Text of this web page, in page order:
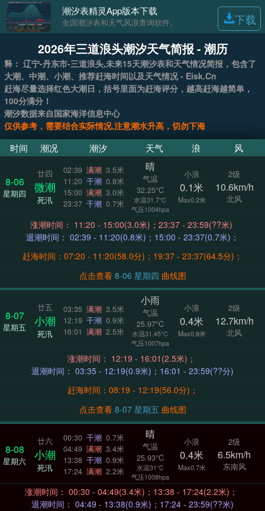
潮汐表精灵App版本下载
全国潮汐表和天气风浪查询软件。 下载
2026年三道浪头潮汐天气简报 - 潮历
释： 辽宁-丹东市-三道浪头,未来15天潮汐表和天气情况简报，包含了
大潮、中潮、小潮、推荐赶海时间以及天气情况 - Eisk.Cn
赶海尽量选择红色大潮日，括号里面为赶海评分，越高赶海越简单，
100分满分！
潮汐数据来自国家海洋信息中心
仅供参考，需要结合实际情况,注意潮水升高，切勿下海
时间 潮况 潮汐 天气 浪 风
8-06
星期四
廿四
微潮
死汛
02:39 满潮 3.5米
11:20 干潮 0.8米
15:00 满潮 3.0米
23:37 干潮 0.7米
晴
气温
32.25°C
水温31.7°C
气压1004hpa
小浪
0.1米
Max0.2米
2级
10.6km/h
北风
涨潮时间： 11:20 - 15:00(3.0米)；23:37 - 23:59(??米)
退潮时间： 02:39 - 11:20(0.8米)；15:00 - 23:37(0.7米)；
赶海时间：07:20 - 11:20(58.0分)；19:37 - 23:37(64.5分)；
点击查看
8-06 星期四 曲线图
8-07
星期五
廿五
小潮
死汛
03:35 满潮 3.5米
12:19 干潮 0.9米
16:01 满潮 2.5米
小雨
气温
25.97°C
水温31.45°C
气压1007hpa
小浪
0.4米
Max0.8米
2级
12.7km/h
北风
涨潮时间： 12:19 - 16:01(2.5米)；
退潮时间： 03:35 - 12:19(0.9米)；16:01 - 23:59(??分)
赶海时间：08:19 - 12:19(56.0分)；
点击查看
8-07 星期五 曲线图
8-08
星期六
廿六
小潮
死汛
00:30 干潮 0.7米
04:49 满潮 3.4米
13:38 干潮 0.9米
17:24 满潮 2.2米
晴
气温
25.93°C
水温31°C
气压1008hpa
小浪
0.4米
Max0.7米
2级
6.5km/h
东南风
涨潮时间： 00:30 - 04:49(3.4米)；13:38 - 17:24(2.2米)；
退潮时间： 04:49 - 13:38(0.9米)；17:24 - 23:59(??米)